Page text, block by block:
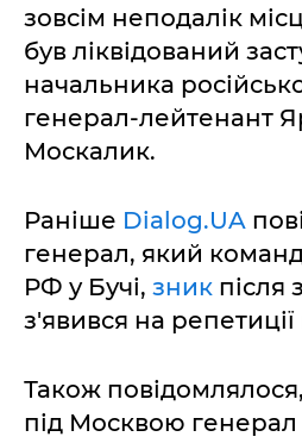
зовсім неподалік
був ліквідований
начальника
генерал-лейтенант
Москалик.
Раніше Dialog.UA
генерал, який
РФ у Бучі, зник після
з'явився на
Також
під Москвою